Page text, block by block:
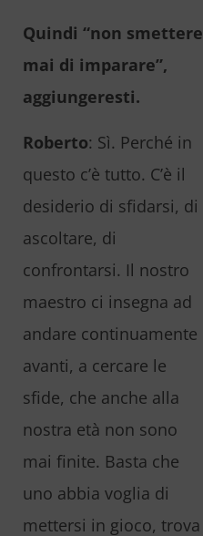
Quindi “non smettere
mai di imparare”,
aggiungeresti.
Roberto: Sì. Perché in
questo c’è tutto. C’è il
desiderio di sfidarsi, di
ascoltare, di
confrontarsi. Il nostro
maestro ci insegna ad
andare continuamente
avanti, a cercare le
sfide, che anche alla
nostra età non sono
mai finite. Basta che
uno abbia voglia di
mettersi in gioco, trova